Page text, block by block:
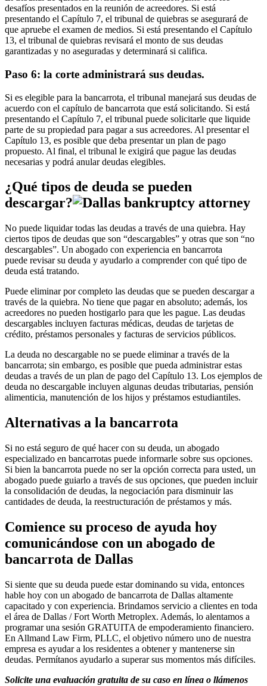
desafíos presentados en la reunión de acreedores. Si está
presentando el Capítulo 7, el tribunal de quiebras se asegurará de
que apruebe el examen de medios. Si está presentando el Capítulo
13, el tribunal de quiebras revisará el monto de sus deudas
garantizadas y no aseguradas y determinará si califica.
Paso 6: la corte administrará sus deudas.
Si es elegible para la bancarrota, el tribunal manejará sus deudas de
acuerdo con el capítulo de bancarrota que está solicitando. Si está
presentando el Capítulo 7, el tribunal puede solicitarle que liquide
parte de su propiedad para pagar a sus acreedores. Al presentar el
Capítulo 13, es posible que deba presentar un plan de pago
propuesto. Al final, el tribunal le exigirá que pague las deudas
necesarias y podrá anular deudas elegibles.
¿Qué tipos de deuda se pueden
descargar?
No puede liquidar todas las deudas a través de una quiebra. Hay
ciertos tipos de deudas que son “descargables” y otras que son “no
descargables”. Un abogado con experiencia en bancarrota
puede revisar su deuda y ayudarlo a comprender con qué tipo de
deuda está tratando.
Puede eliminar por completo las deudas que se pueden descargar a
través de la quiebra. No tiene que pagar en absoluto; además, los
acreedores no pueden hostigarlo para que les pague. Las deudas
descargables incluyen facturas médicas, deudas de tarjetas de
crédito, préstamos personales y facturas de servicios públicos.
La deuda no descargable no se puede eliminar a través de la
bancarrota; sin embargo, es posible que pueda administrar estas
deudas a través de un plan de pago del Capítulo 13. Los ejemplos de
deuda no descargable incluyen algunas deudas tributarias, pensión
alimenticia, manutención de los hijos y préstamos estudiantiles.
Alternativas a la bancarrota
Si no está seguro de qué hacer con su deuda, un abogado
especializado en bancarrotas puede informarle sobre sus opciones.
Si bien la bancarrota puede no ser la opción correcta para usted, un
abogado puede guiarlo a través de sus opciones, que pueden incluir
la consolidación de deudas, la negociación para disminuir las
cantidades de deuda, la reestructuración de préstamos y más.
Comience su proceso de ayuda hoy
comunicándose con un abogado de
bancarrota de Dallas
Si siente que su deuda puede estar dominando su vida, entonces
hable hoy con un abogado de bancarrota de Dallas altamente
capacitado y con experiencia. Brindamos servicio a clientes en toda
el área de Dallas / Fort Worth Metroplex. Además, lo alentamos a
programar una sesión GRATUITA de empoderamiento financiero.
En Allmand Law Firm, PLLC, el objetivo número uno de nuestra
empresa es ayudar a los residentes a obtener y mantenerse sin
deudas. Permítanos ayudarlo a superar sus momentos más difíciles.
Solicite una evaluación gratuita de su caso en línea o llámenos